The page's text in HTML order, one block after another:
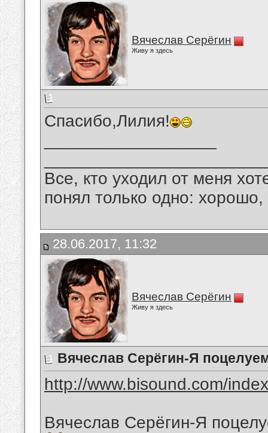
Вячеслав Серёгин
Живу я здесь
Спасибо,Лилия!
Все, кто уходил от меня
понял только одно:
28.06.2017, 11:32
Вячеслав Серёгин
Живу я здесь
Вячеслав Серёгин-Я
http://www.bisound.com/
Вячеслав Серёгин-Я